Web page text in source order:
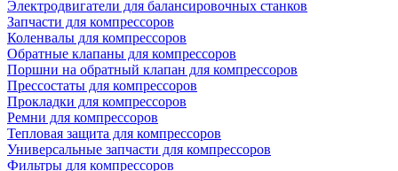
Электродвигатели для балансировочных станков
Запчасти для компрессоров
Коленвалы для компрессоров
Обратные клапаны для компрессоров
Поршни на обратный клапан для компрессоров
Прессостаты для компрессоров
Прокладки для компрессоров
Ремни для компрессоров
Тепловая защита для компрессоров
Универсальные запчасти для компрессоров
Фильтры для компрессоров